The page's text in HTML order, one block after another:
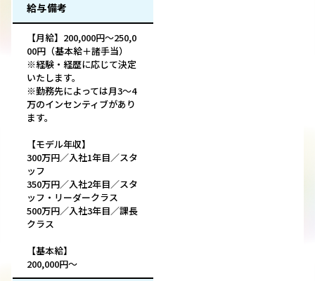
給与備考
【月給】200,000円～250,0
00円（基本給＋諸手当）
※経験・経歴に応じて決定
いたします。
※勤務先によっては月3～4
万のインセンティブがあり
ます。
【モデル年収】
300万円／入社1年目／スタ
ッフ
350万円／入社2年目／スタ
ッフ・リーダークラス
500万円／入社3年目／課長
クラス
【基本給】
200,000円～